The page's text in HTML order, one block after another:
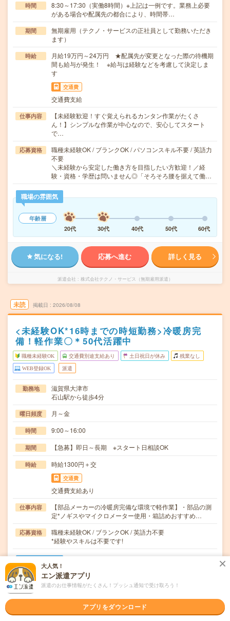
時間
8:30～17:30（実働8時間）※上記は一例です。業務上必要
がある場合や配属先の都合により、時間帯…
期間
無期雇用（テクノ・サービスの正社員として勤務いただき
ます）
時給
月給19万円～24万円 ★配属先が変更となった際の待機期
間も給与が発生！ ※給与は経験などを考慮して決定しま
す
交通費
交通費支給
仕事内容
【未経験歓迎！すぐ覚えられるカンタン作業がたくさ
ん！】シンプルな作業が中心なので、安心してスタート
で…
応募資格
職種未経験OK / ブランクOK / パソコンスキル不要 / 英語力
不要
＼未経験から安定した働き方を目指したい方歓迎！／経
験・資格・学歴は問いません◎「そろそろ腰を据えて働…
職場の雰囲気
年齢層
20代
30代 40代 50代 60代
気になる! 応募へ進む 詳しく見る
派遣会社 株式会社テクノ・サービス（無期雇用派遣）
未読 掲載日 2026/08/08
<未経験OK*16時までの時短勤務>冷暖房完
備！軽作業〇＊50代活躍中
職種未経験OK 交通費別途支給あり 土日祝日が休み 残業なし
WEB登録OK 派遣
勤務地
滋賀県大津市
石山駅から徒歩4分
曜日頻度 月～金
時間 9:00～16:00
期間 【急募】即日～長期 ※スタート日相談OK
時給 時給1300円＋交
交通費
交通費支給あり
仕事内容
【部品メーカーの冷暖房完備な環境で軽作業】・部品の測
定*ノギスやマイクロメーター使用・箱詰めおすすめ…
応募資格
職種未経験OK / ブランクOK / 英語力不要
*経験やスキルは不要です!
職場の雰囲気
年齢層
大人気！
エン派遣アプリ
派遣のお仕事情報がたくさん！プッシュ通知で受け取ろう！
アプリをダウンロード